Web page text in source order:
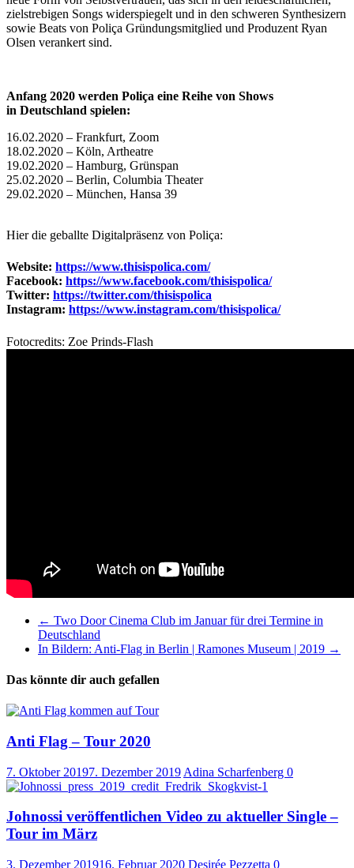
zielstrebigen Songs widerspiegelt und in den schweren Synthesizern
sowie Beats von Poliça Gründungsmitglied und Produzent Ryan
Olsen verankert sind.
Anfang 2020 werden Poliça eine Reihe von Shows
in Deutschland spielen:
16.02.2020 – Frankfurt, Zoom
18.02.2020 – Köln, Artheatre
19.02.2020 – Hamburg, Grünspan
25.02.2020 – Berlin, Columbia Theater
29.02.2020 – München, Hansa 39
Hier die geballte Digitalpräsenz von Poliça:
Website: https://www.thisispolica.com/
Facebook: https://www.facebook.com/thisispolica/
Twitter: https://twitter.com/thisispolica
Instagram: https://www.instagram.com/thisispolica/
Fotocredits: Zoe Prinds-Flash
← Two Door Cinema Club im Januar für drei Termine in
Deutschland
In Bildern: Anti-Flag in Berlin | Ramones Museum | 2019 →
Das könnte dir auch gefallen
Anti Flag – Tour 2020
7. Oktober 20197. Dezember 2019 Adina Scharfenberg 0
Johnossi veröffentlichen Video zu aktueller Single –
Tour im März
3. Dezember 201916. Februar 2020 Desirée Pezzetta 0